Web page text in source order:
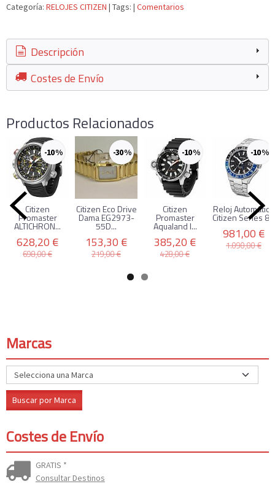
Marcas
Costes de Envío
GRATIS *
Consultar Destinos
Categoría: RELOJES CITIZEN | Tags: | Comentarios
Descripción
Costes de Envío
Productos Relacionados
-10 %
Citizen
Promaster
ALTICHRON...
628,20 €
698,00 €
-30 %
Citizen Eco Drive
Dama EG2973-
55D...
153,30 €
219,00 €
-10 %
Citizen
Promaster
Aqualand I...
385,20 €
428,00 €
-10 %
Reloj Automático
Citizen Series 8...
981,00 €
1.090,00 €